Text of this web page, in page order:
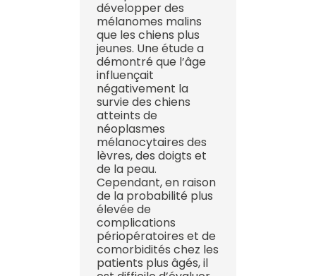
développer des
mélanomes malins
que les chiens plus
jeunes. Une étude a
démontré que l’âge
influençait
négativement la
survie des chiens
atteints de
néoplasmes
mélanocytaires des
lèvres, des doigts et
de la peau.
Cependant, en raison
de la probabilité plus
élevée de
complications
périopératoires et de
comorbidités chez les
patients plus âgés, il